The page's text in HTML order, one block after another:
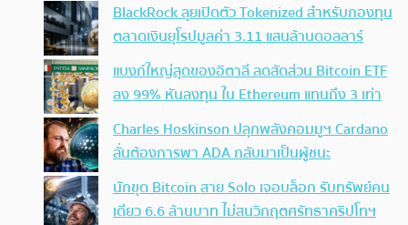
BlackRock ลุยเปิดตัว Tokenized สำหรับกองทุน
ตลาดเงินยุโรปมูลค่า 3.11 แสนล้านดอลลาร์
แบงก์ใหญ่สุดของอิตาลี ลดสัดส่วน Bitcoin ETF
ลง 99% หันลงทุน ใน Ethereum แทนถึง 3 เท่า
Charles Hoskinson ปลุกพลังคอมมูฯ Cardano
ลั่นต้องการพา ADA กลับมาเป็นผู้ชนะ
นักขุด Bitcoin สาย Solo เจอบล็อก รับทรัพย์คน
เดียว 6.6 ล้านบาท ไม่สนวิกฤตศรัทธาคริปโทฯ